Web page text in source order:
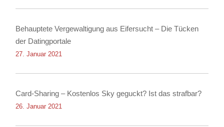
Behauptete Vergewaltigung aus Eifersucht – Die Tücken
der Datingportale
27. Januar 2021
Card-Sharing – Kostenlos Sky geguckt? Ist das strafbar?
26. Januar 2021